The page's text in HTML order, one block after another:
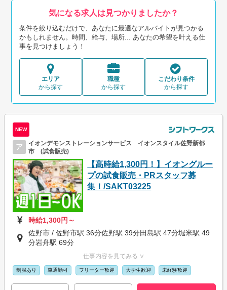
気になる求人は見つかりましたか？
条件を絞り込むだけで、あなたに最適なアルバイトが見つかる
かもしれません。時間、給与、場所... あなたの希望を叶える仕
事を見つけましょう！
エリア
から探す
職種
から探す
こだわり条件
から探す
NEW
ア
イオンデモンストレーションサービス イオンスタイル佐野新都
市 (試食販売)
【高時給1,300円！】イオングルー
プの試食販売・PRスタッフ募
集！/SAKT03225
時給1,300円～
佐野市 / 佐野市駅 36分佐野駅 39分田島駅 47分堀米駅 49
分岩舟駅 69分
仕事内容を見てみる ∨
制服あり 車通勤可 フリーター歓迎 大学生歓迎 未経験歓迎